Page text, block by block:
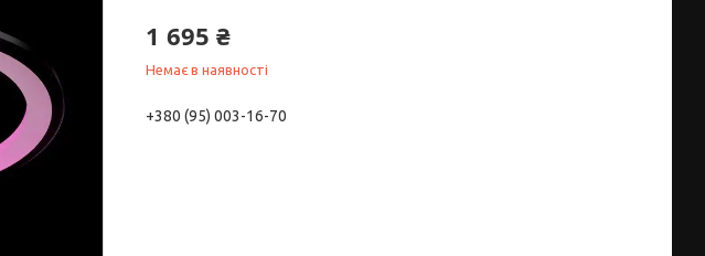
1 695 ₴
Немає в наявності
+380 (95) 003-16-70